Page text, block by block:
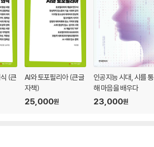
(큰
AI와 토포필리아 (큰글
자책)
25,000원
인공지능 시대, 시를 통
해 마음을 배우다
23,000원